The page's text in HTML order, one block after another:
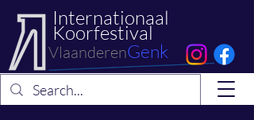
Internationaal
Koorfestival
VlaanderenGenk